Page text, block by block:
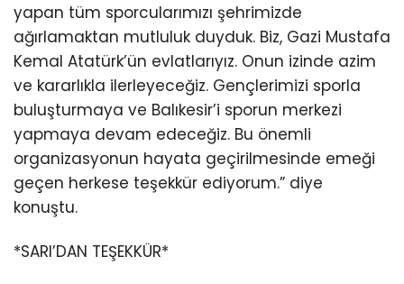
yapan tüm sporcularımızı şehrimizde
ağırlamaktan mutluluk duyduk. Biz, Gazi Mustafa
Kemal Atatürk’ün evlatlarıyız. Onun izinde azim
ve kararlıkla ilerleyeceğiz. Gençlerimizi sporla
buluşturmaya ve Balıkesir’i sporun merkezi
yapmaya devam edeceğiz. Bu önemli
organizasyonun hayata geçirilmesinde emeği
geçen herkese teşekkür ediyorum.” diye
konuştu.
*SARI’DAN TEŞEKKÜR*